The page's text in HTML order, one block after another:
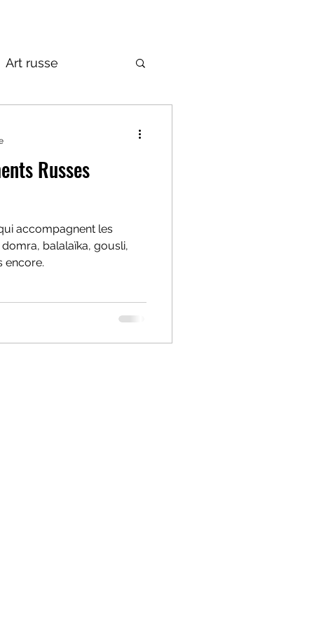
Art russe
Russes
accompagnent les
balalaïka, gousli,
encore.